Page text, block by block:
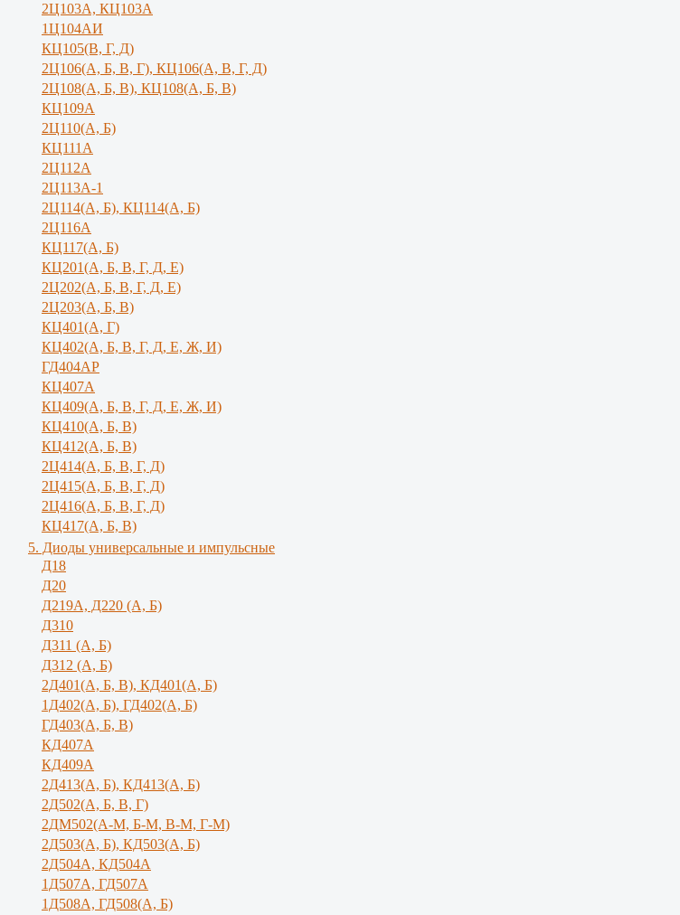
2Ц103А, КЦ103А
1Ц104АИ
КЦ105(В, Г, Д)
2Ц106(А, Б, В, Г), КЦ106(А, В, Г, Д)
2Ц108(А, Б, В), КЦ108(А, Б, В)
КЦ109А
2Ц110(А, Б)
КЦ111А
2Ц112А
2Ц113А-1
2Ц114(А, Б), КЦ114(А, Б)
2Ц116А
КЦ117(А, Б)
КЦ201(А, Б, В, Г, Д, Е)
2Ц202(А, Б, В, Г, Д, Е)
2Ц203(А, Б, В)
КЦ401(А, Г)
КЦ402(А, Б, В, Г, Д, Е, Ж, И)
ГД404АР
КЦ407А
КЦ409(А, Б, В, Г, Д, Е, Ж, И)
КЦ410(А, Б, В)
КЦ412(А, Б, В)
2Ц414(А, Б, В, Г, Д)
2Ц415(А, Б, В, Г, Д)
2Ц416(А, Б, В, Г, Д)
КЦ417(А, Б, В)
5. Диоды универсальные и импульсные
Д18
Д20
Д219А, Д220 (А, Б)
Д310
Д311 (А, Б)
Д312 (А, Б)
2Д401(А, Б, В), КД401(А, Б)
1Д402(А, Б), ГД402(А, Б)
ГД403(А, Б, В)
КД407А
КД409А
2Д413(А, Б), КД413(А, Б)
2Д502(А, Б, В, Г)
2ДМ502(А-М, Б-М, В-М, Г-М)
2Д503(А, Б), КД503(А, Б)
2Д504А, КД504А
1Д507А, ГД507А
1Д508А, ГД508(А, Б)